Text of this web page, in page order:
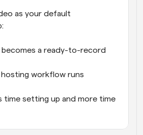
as your default
becomes a ready-to-record
hosting workflow runs
time setting up and more time